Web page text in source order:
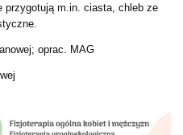
przygotują m.in. ciasta, chleb ze
oprac. MAG